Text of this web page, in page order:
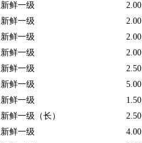
新鲜一级 2.00
新鲜一级 2.00
新鲜一级 2.00
新鲜一级 2.00
新鲜一级 2.50
新鲜一级 5.00
新鲜一级 1.50
新鲜一级（长） 2.50
新鲜一级 4.00